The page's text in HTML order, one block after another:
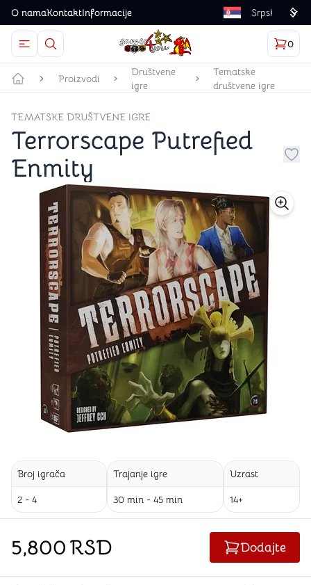
O namaKontaktInformacije Language
Otvorite meni
Dugme u obliku lupe predstavlja ikonicu za
Games4you logo
0
Početna strana
Proizvodi
Društvene
igre
Tematske
društvene igre
TEMATSKE DRUŠTVENE IGRE
Terrorscape Putrefied
Enmity
Broj igrača
2 - 4
Trajanje igre
30 min - 45 min
Uzrast
14+
5,800RSD Dodajte